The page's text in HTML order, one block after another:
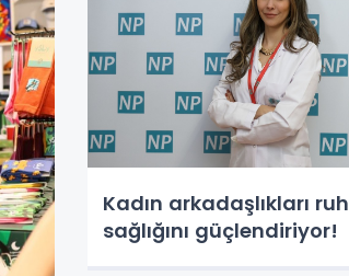
Kadın arkadaşlıkları ruh
sağlığını güçlendiriyor!